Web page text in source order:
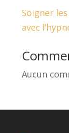
Soigner
avec
Aucun